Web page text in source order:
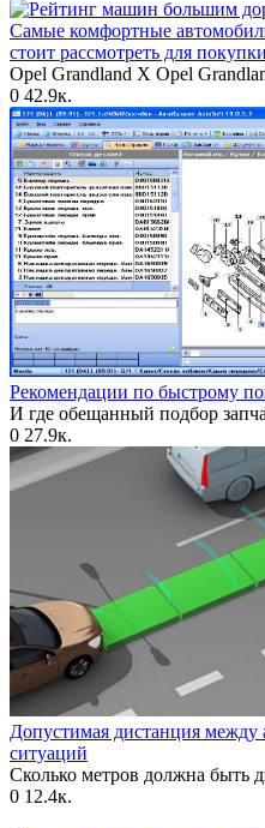
Самые комфортные
стоит рассмотреть для покупки
Opel Grandland X Opel
0 42.9к.
Рекомендации по быстрому
И где обещанный подбор
0 27.9к.
Допустимая дистанция между
ситуаций
Сколько метров должна быть
0 12.4к.